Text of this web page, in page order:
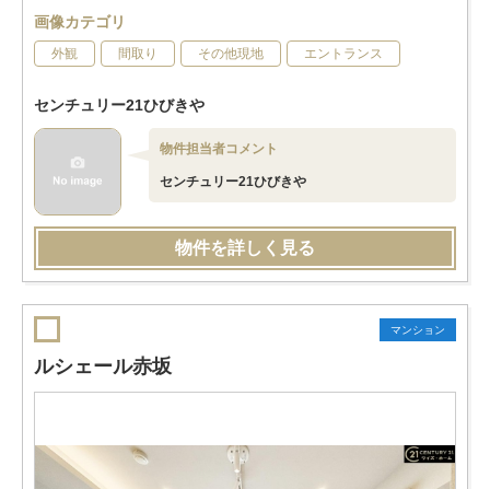
画像カテゴリ
外観 間取り その他現地 エントランス
センチュリー21ひびきや
物件担当者コメント
センチュリー21ひびきや
物件を詳しく見る
マンション
ルシェール赤坂